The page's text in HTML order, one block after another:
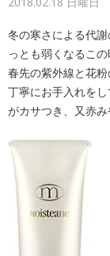
冬の寒さによる代
っとも弱くなるこ
春先の紫外線と花
丁寧にお手入れを
がカサつき、又赤